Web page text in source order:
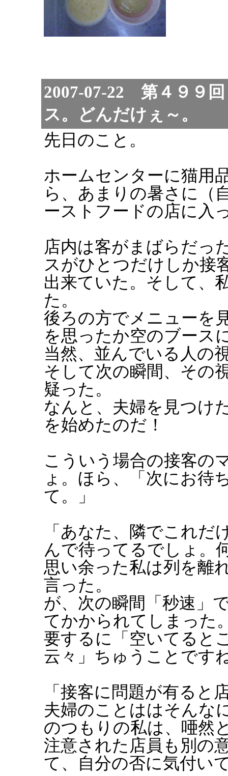
2007-07-22 第４９９
ス。どんだけぇ～。
先日のこと。
ホームセンターに猫用
ら、あまりの暑さに（
ーストフードの店に入
店内は客がまばらだっ
スがひとつだけしか接
出来ていた。そして、
た。
後ろの方でメニューを
を思ったか空のブース
当然、並んでいる人の
そして次の瞬間、その
疑った。
なんと、夫婦を見つけ
を始めたのだ！
こういう場合の接客の
ょ。ほら、「次にお待
て。」
「あなた、隣でこれだ
んで待ってるでしょ
思い余った私は列を離
言った。
が、次の瞬間「秒速」
てかかられてしまった
要するに「空いてる
云々」ちゅうことです
「接客に問題が有ると
夫婦のことははそんな
のつもりの私は、唖然
注意された店員も別の
て、自分の否に気付い